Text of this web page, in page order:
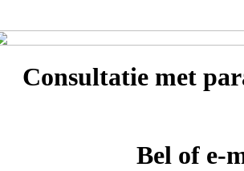
Consultatie met
Bel of e-